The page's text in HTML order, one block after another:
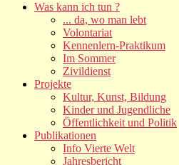
Was kann ich tun ?
... da, wo man lebt
Volontariat
Kennenlern-Praktikum
Im Sommer
Zivildienst
Projekte
Kultur, Kunst, Bildung
Kinder und Jugendliche
Öffentlichkeit und Politik
Publikationen
Info Vierte Welt
Jahresbericht